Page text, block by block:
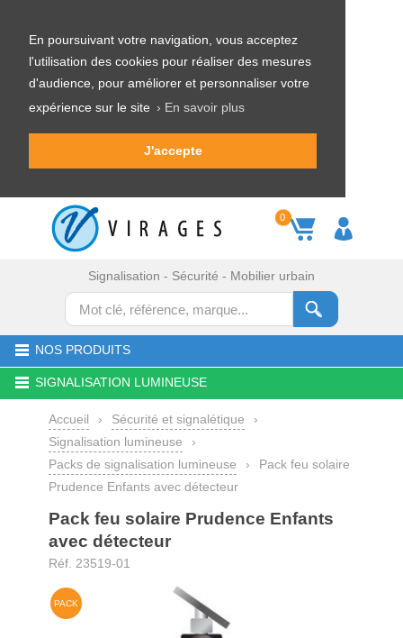
En poursuivant votre navigation, vous acceptez
l'utilisation des cookies pour réaliser des mesures
d'audience, pour améliorer et personnaliser votre
expérience sur le site › En savoir plus
J'accepte
0
Signalisation - Sécurité - Mobilier urbain
NOS PRODUITS
SIGNALISATION LUMINEUSE
Accueil › Sécurité et signalétique
›
Signalisation lumineuse
›
Packs de signalisation lumineuse
›
Pack feu solaire
Prudence Enfants avec détecteur
Pack feu solaire Prudence Enfants
avec détecteur
Réf. 23519-01
PACK